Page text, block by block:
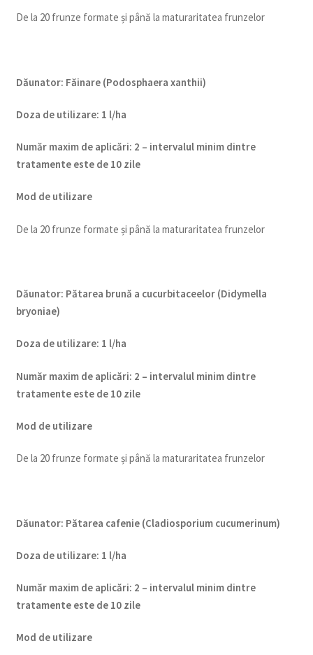
De la 20 frunze formate și până la maturaritatea frunzelor
Dăunator: Făinare (Podosphaera xanthii)
Doza de utilizare: 1 l/ha
Număr maxim de aplicări: 2 – intervalul minim dintre
tratamente este de 10 zile
Mod de utilizare
De la 20 frunze formate și până la maturaritatea frunzelor
Dăunator: Pătarea brună a cucurbitaceelor (Didymella
bryoniae)
Doza de utilizare: 1 l/ha
Număr maxim de aplicări: 2 – intervalul minim dintre
tratamente este de 10 zile
Mod de utilizare
De la 20 frunze formate și până la maturaritatea frunzelor
Dăunator: Pătarea cafenie (Cladiosporium cucumerinum)
Doza de utilizare: 1 l/ha
Număr maxim de aplicări: 2 – intervalul minim dintre
tratamente este de 10 zile
Mod de utilizare